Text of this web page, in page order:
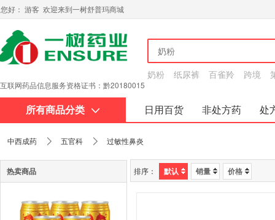
您好： 游客 欢迎来到一树舒普玛商城
互联网药品信息服务资格
证书：黔20180015
第二类医疗器械经营备案凭证
奶粉 纸尿裤 百雀羚 跨境
所有商品分类 日用百货 非处方药
处
中西成药 五官科 过敏性鼻炎
热卖商品 排序： 默认 销量 价格